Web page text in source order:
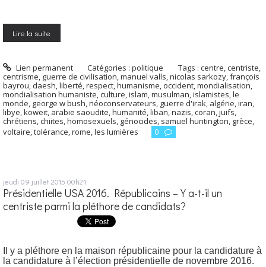
Lire la suite
Lien permanent Catégories :politique Tags :centre,centriste,
centrisme, guerre de civilisation,manuel valls,nicolas sarkozy,françois
bayrou, daesh,liberté,respect,humanisme, occident,mondialisation,
mondialisation humaniste,culture,islam,musulman,islamistes,le
monde, george w bush,néoconservateurs, guerre d'irak, algérie,iran,
libye,koweit, arabie saoudite,humanité,liban,nazis,coran,juifs,
chrétiens,chiites,homosexuels, génocides, samuel huntington, grèce,
voltaire,tolérance,rome,les lumières 0
jeudi 09 juillet 2015 00h21
Présidentielle USA 2016. Républicains – Y a-t-il un
centriste parmi la pléthore de candidats?
Il y a pléthore en la maison républicaine pour la candidature à
la candidature à l’élection présidentielle de novembre 2016.